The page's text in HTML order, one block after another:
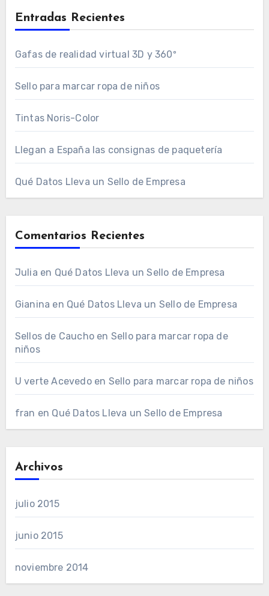
Entradas Recientes
Gafas de realidad virtual 3D y 360º
Sello para marcar ropa de niños
Tintas Noris-Color
Llegan a España las consignas de paquetería
Qué Datos Lleva un Sello de Empresa
Comentarios Recientes
Julia en Qué Datos Lleva un Sello de Empresa
Gianina en Qué Datos Lleva un Sello de Empresa
Sellos de Cauchoen Sello para marcar ropa de
niños
U verte Acevedoen Sello para marcar ropa de niños
fran en Qué Datos Lleva un Sello de Empresa
Archivos
julio 2015
junio 2015
noviembre 2014